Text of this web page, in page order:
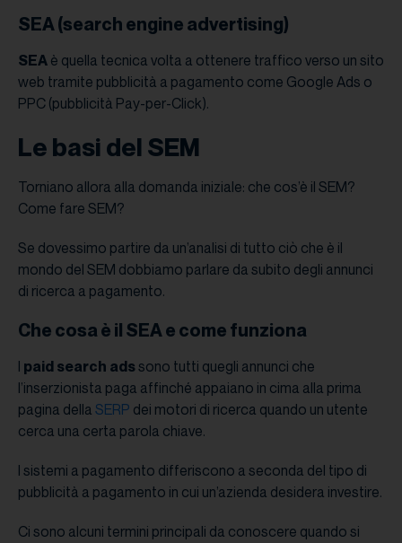
SEA (search engine advertising)
SEA è quella tecnica volta a ottenere traffico verso un sito
web tramite pubblicità a pagamento come Google Ads o
PPC (pubblicità Pay-per-Click).
Le basi del SEM
Torniano allora alla domanda iniziale: che cos’è il SEM?
Come fare SEM?
Se dovessimo partire da un’analisi di tutto ciò che è il
mondo del SEM dobbiamo parlare da subito degli annunci
di ricerca a pagamento.
Che cosa è il SEA e come funziona
I paid search adssono tutti quegli annunci che
l’inserzionista paga affinché appaiano in cima alla prima
pagina della SERP dei motori di ricerca quando un utente
cerca una certa parola chiave.
I sistemi a pagamento differiscono a seconda del tipo di
pubblicità a pagamento in cui un’azienda desidera investire.
Ci sono alcuni termini principali da conoscere quando si